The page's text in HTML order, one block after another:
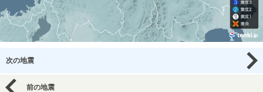
次の地震
前の地震